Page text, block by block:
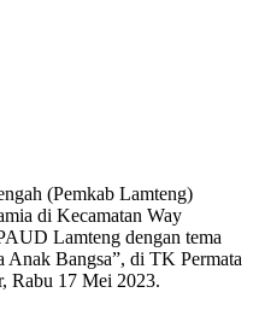
(Pemkab Lamteng)
di Kecamatan Way
Lamteng dengan tema
Anak Bangsa”, di TK Permata
Rabu 17 Mei 2023.